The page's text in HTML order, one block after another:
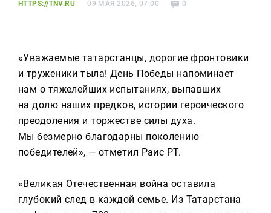
Реклама
+7 (843) 570−50−00
reception@tnvtv.ru
HTTPS://TNV.RU 09 МАЯ 2026, 07:00 0
«Уважаемые татарстанцы, дорогие фронтовики
и труженики тыла! День Победы напоминает
нам о тяжелейших испытаниях, выпавших
на долю наших предков, истории героического
преодоления и торжестве силы духа.
Мы безмерно благодарны поколению
победителей», — отметил Раис РТ.
«Великая Отечественная война оставила
глубокий след в каждой семье. Из Татарстана